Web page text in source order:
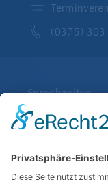
(0375) 303
Sprechzeiten
Montag bis Freitag
07:45 bis 13:00